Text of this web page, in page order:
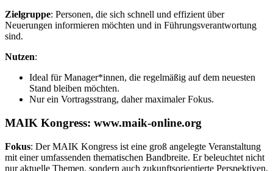
Zielgruppe: Personen, die sich schnell und effizient über
Neuerungen informieren möchten und in Führungsverantwortung
sind.
Nutzen:
Ideal für Manager*innen, die regelmäßig auf dem neuesten
Stand bleiben möchten.
Nur ein Vortragsstrang, daher maximaler Fokus.
MAIK Kongress: www.maik-online.org
Fokus: Der MAIK Kongress ist eine groß angelegte Veranstaltung
mit einer umfassenden thematischen Bandbreite. Er beleuchtet nicht
nur aktuelle Themen, sondern auch zukunftsorientierte Perspektiven,